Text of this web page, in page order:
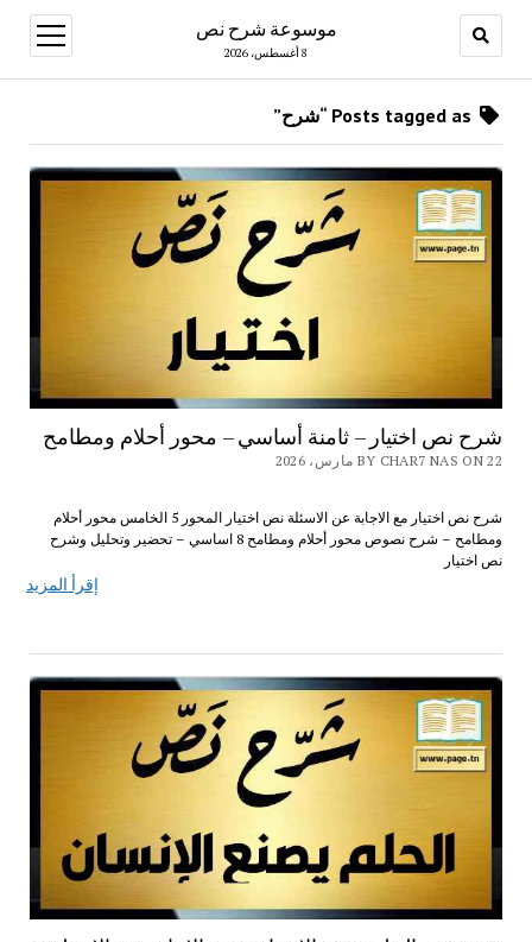
موسوعة شرح نص
8 أغسطس، 2026
open
menu
شرح نص اختيار – ثامنة أساسي – محور أحلام ومطامح
BY CHAR7 NAS ON 22 مارس، 2026
شرح نص اختيار مع الاجابة عن الاسئلة نص اختيار المحور 5 الخامس محور أحلام
ومطامح – شرح نصوص محور أحلام ومطامح 8 اساسي – تحضير وتحليل وشرح
نص اختيار
إقرأ المزيد